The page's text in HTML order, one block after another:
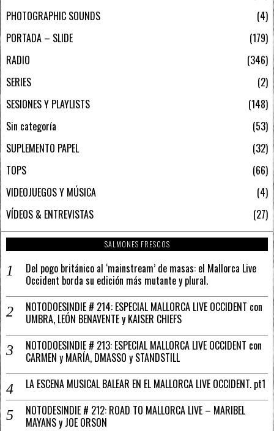
PHOTOGRAPHIC SOUNDS
4
PORTADA – SLIDE
179
RADIO
346
SERIES
2
SESIONES Y PLAYLISTS
148
Sin categoría
53
SUPLEMENTO PAPEL
32
TOPS
66
VIDEOJUEGOS Y MÚSICA
4
VÍDEOS & ENTREVISTAS
27
SALMONES FRESCOS
Del pogo británico al ‘mainstream’ de masas: el Mallorca Live
Occident borda su edición más mutante y plural.
NOTODOESINDIE # 214: ESPECIAL MALLORCA LIVE OCCIDENT con
UMBRA, LEÓN BENAVENTE y KAISER CHIEFS
NOTODOESINDIE # 213: ESPECIAL MALLORCA LIVE OCCIDENT con
CARMEN y MARÍA, DMASSO y STANDSTILL
LA ESCENA MUSICAL BALEAR EN EL MALLORCA LIVE OCCIDENT. pt1
NOTODESINDIE # 212: ROAD TO MALLORCA LIVE – MARIBEL
MAYANS y JOE ORSON